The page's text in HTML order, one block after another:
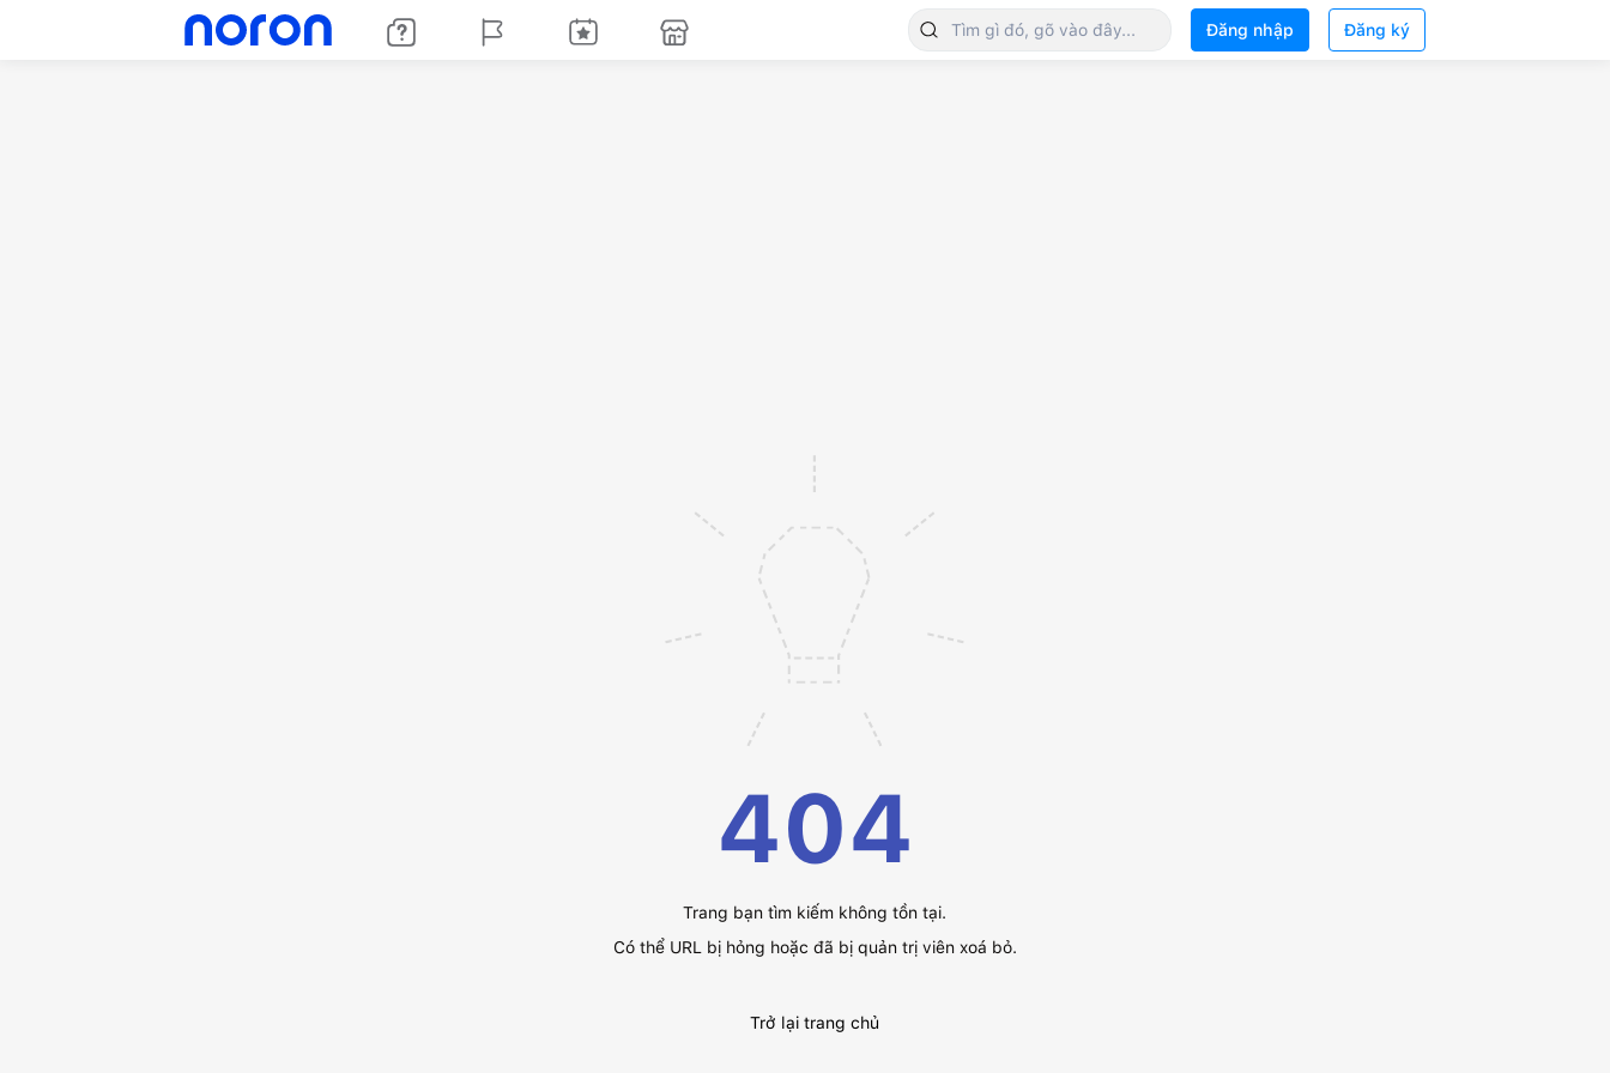
Đăng nhập Đăng ký
404
Trang bạn tìm kiếm không tồn tại.
Có thể URL bị hỏng hoặc đã bị quản trị viên xoá bỏ.
Trở lại trang chủ